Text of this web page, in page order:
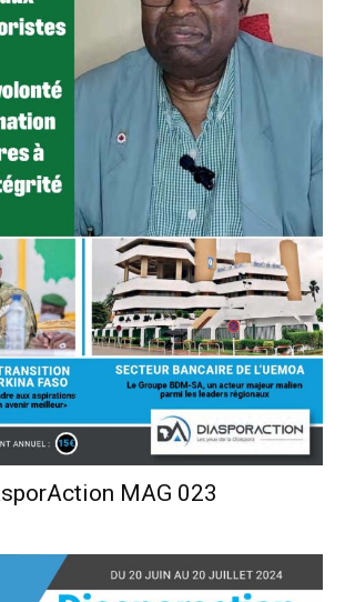
MAG 023